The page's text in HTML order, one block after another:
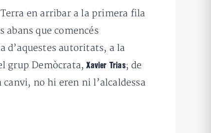
en arribar a la primera fila
que comencés
d’aquestes autoritats, a la
grup Demòcrata,Xavier Trias; de
canvi, no hi eren ni l’alcaldessa